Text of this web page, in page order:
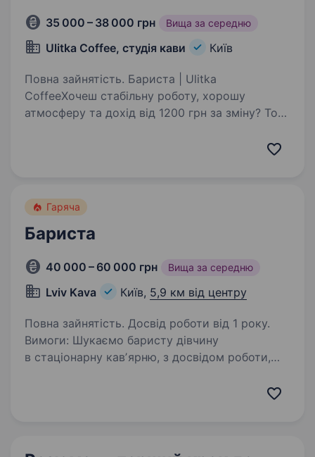
35 000 – 38 000 грн Вища за середню
Ulitka Coffee, студія кави Київ
Повна зайнятість. Бариста | Ulitka
CoffeeХочеш стабільну роботу, хорошу
атмосферу та дохід від 1200 грн за зміну? Тоді
Гаряча
Бариста
40 000 – 60 000 грн Вища за середню
Lviv Kava Київ, 5,9 км від центру
Повна зайнятість. Досвід роботи від 1 року.
Вимоги: Шукаємо баристу дівчину
в стаціонарну кавʼярню, з досвідом роботи,